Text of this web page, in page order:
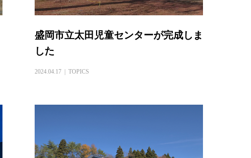
盛岡市立太田児童センターが完成しま
した
2024.04.17 TOPICS